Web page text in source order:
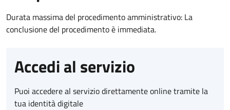
Durata massima del procedimento amministrativo: La
conclusione del procedimento è immediata.
Accedi al servizio
Puoi accedere al servizio direttamente online tramite la
tua identità digitale